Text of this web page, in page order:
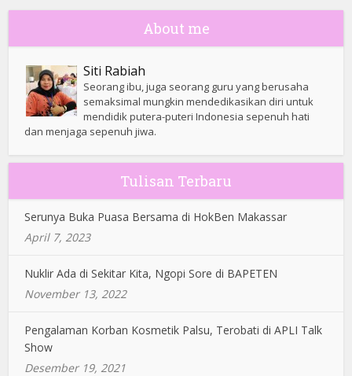
About me
Siti Rabiah
Seorang ibu, juga seorang guru yang berusaha
semaksimal mungkin mendedikasikan diri untuk
mendidik putera-puteri Indonesia sepenuh hati
dan menjaga sepenuh jiwa.
Tulisan Terbaru
Serunya Buka Puasa Bersama di HokBen Makassar
April 7, 2023
Nuklir Ada di Sekitar Kita, Ngopi Sore di BAPETEN
November 13, 2022
Pengalaman Korban Kosmetik Palsu, Terobati di APLI Talk
Show
Desember 19, 2021